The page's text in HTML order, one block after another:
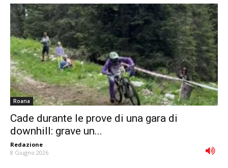
Roana
Cade durante le prove di una gara di
downhill: grave un...
Redazione -
8 Giugno 2026